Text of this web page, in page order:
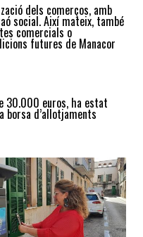
dels comerços, amb
social. Així mateix, també
comercials o
futures de Manacor
30.000 euros, ha estat
borsa d’allotjaments